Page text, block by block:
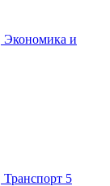
Экономика и
Транспорт 5